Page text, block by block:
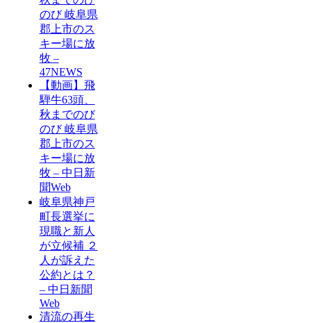
のび 岐阜県
郡上市のス
キー場に放
牧 –
47NEWS
【動画】飛
騨牛63頭、
秋までのび
のび 岐阜県
郡上市のス
キー場に放
牧 – 中日新
聞Web
岐阜県神戸
町長選挙に
現職と新人
が立候補 ２
人が訴えた
公約とは？
– 中日新聞
Web
清流の再生